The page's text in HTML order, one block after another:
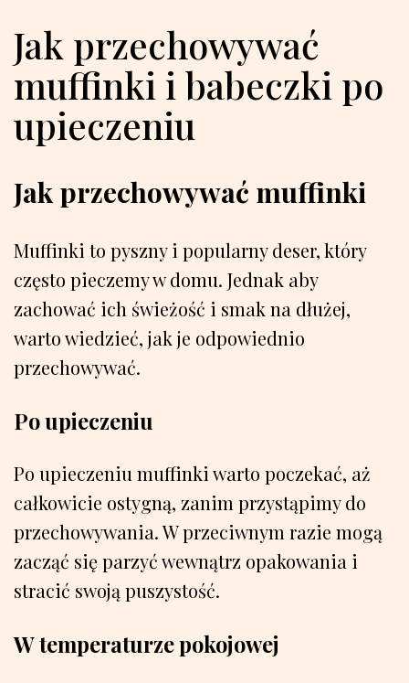
Jak przechowywać
muffinki i babeczki po
upieczeniu
Jak przechowywać muffinki
Muffinki to pyszny i popularny deser, który
często pieczemy w domu. Jednak aby
zachować ich świeżość i smak na dłużej,
warto wiedzieć, jak je odpowiednio
przechowywać.
Po upieczeniu
Po upieczeniu muffinki warto poczekać, aż
całkowicie ostygną, zanim przystąpimy do
przechowywania. W przeciwnym razie mogą
zacząć się parzyć wewnątrz opakowania i
stracić swoją puszystość.
W temperaturze pokojowej